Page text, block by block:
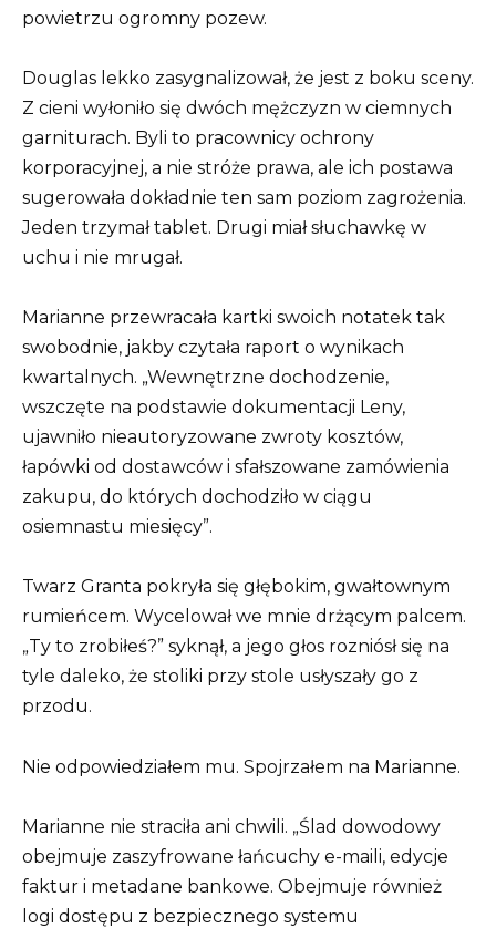
powietrzu ogromny pozew.
Douglas lekko zasygnalizował, że jest z boku sceny.
Z cieni wyłoniło się dwóch mężczyzn w ciemnych
garniturach. Byli to pracownicy ochrony
korporacyjnej, a nie stróże prawa, ale ich postawa
sugerowała dokładnie ten sam poziom zagrożenia.
Jeden trzymał tablet. Drugi miał słuchawkę w
uchu i nie mrugał.
Marianne przewracała kartki swoich notatek tak
swobodnie, jakby czytała raport o wynikach
kwartalnych. „Wewnętrzne dochodzenie,
wszczęte na podstawie dokumentacji Leny,
ujawniło nieautoryzowane zwroty kosztów,
łapówki od dostawców i sfałszowane zamówienia
zakupu, do których dochodziło w ciągu
osiemnastu miesięcy”.
Twarz Granta pokryła się głębokim, gwałtownym
rumieńcem. Wycelował we mnie drżącym palcem.
„Ty to zrobiłeś?” syknął, a jego głos rozniósł się na
tyle daleko, że stoliki przy stole usłyszały go z
przodu.
Nie odpowiedziałem mu. Spojrzałem na Marianne.
Marianne nie straciła ani chwili. „Ślad dowodowy
obejmuje zaszyfrowane łańcuchy e-maili, edycje
faktur i metadane bankowe. Obejmuje również
logi dostępu z bezpiecznego systemu